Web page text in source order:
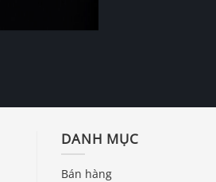
DANH MỤC
Bán hàng